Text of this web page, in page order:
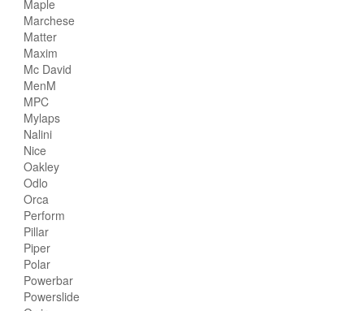
Maple
Marchese
Matter
Maxim
Mc David
MenM
MPC
Mylaps
Nalini
Nice
Oakley
Odlo
Orca
Perform
Pillar
Piper
Polar
Powerbar
Powerslide